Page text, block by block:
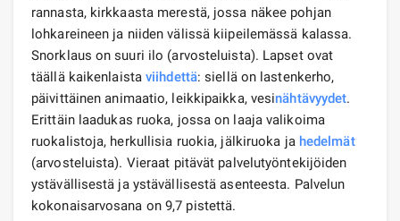
rannasta, kirkkaasta merestä, jossa näkee pohjan
lohkareineen ja niiden välissä kiipeilemässä kalassa.
Snorklaus on suuri ilo (arvosteluista). Lapset ovat
täällä kaikenlaista viihdettä: siellä on lastenkerho,
päivittäinen animaatio, leikkipaikka, vesinähtävyydet.
Erittäin laadukas ruoka, jossa on laaja valikoima
ruokalistoja, herkullisia ruokia, jälkiruoka ja hedelmät
(arvosteluista). Vieraat pitävät palvelutyöntekijöiden
ystävällisestä ja ystävällisestä asenteesta. Palvelun
kokonaisarvosana on 9,7 pistettä.